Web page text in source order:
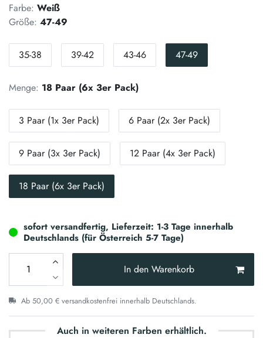
Farbe: Weiß
Größe: 47-49
35-38 39-42 43-46 47-49
Menge: 18 Paar (6x 3er Pack)
3 Paar (1x 3er Pack) 6 Paar (2x 3er Pack)
9 Paar (3x 3er Pack) 12 Paar (4x 3er Pack)
18 Paar (6x 3er Pack)
sofort versandfertig, Lieferzeit: 1-3 Tage innerhalb
Deutschlands (für Österreich 5-7 Tage)
In den Warenkorb
Ab 50,00 € versandkostenfrei innerhalb Deutschlands.
Auch in weiteren Farben erhältlich.